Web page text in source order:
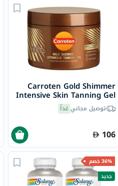
Carroten Gold Shimmer
Intensive Skin Tanning Gel
150mlتوصيل مجانيغداً
106
36% خصم
جديد